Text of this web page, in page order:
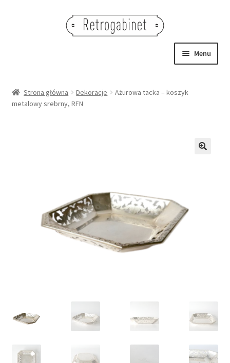
Menu
OBRAZY
Strona główna Dekoracje
Ażurowa tacka – koszyk
metalowy srebrny, RFN